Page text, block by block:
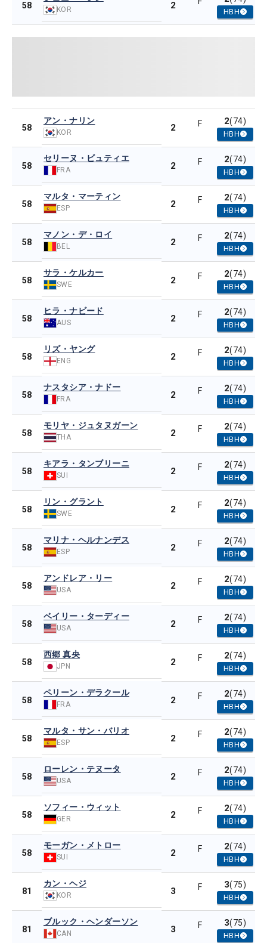
58 KOR 2
HBH
58
アン・ナリン
KOR 2 F 2(74)
HBH
58
セリーヌ・ビュティエ
FRA 2 F 2(74)
HBH
58
マルタ・マーティン
ESP 2 F 2(74)
HBH
58
マノン・デ・ロイ
BEL 2 F 2(74)
HBH
58
サラ・ケルカー
SWE 2 F 2(74)
HBH
58
ヒラ・ナビード
AUS 2 F 2(74)
HBH
58
リズ・ヤング
ENG 2 F 2(74)
HBH
58
ナスタシア・ナドー
FRA 2 F 2(74)
HBH
58
モリヤ・ジュタヌガーン
THA 2 F 2(74)
HBH
58
キアラ・タンブリーニ
SUI 2 F 2(74)
HBH
58
リン・グラント
SWE 2 F 2(74)
HBH
58
マリナ・ヘルナンデス
ESP 2 F 2(74)
HBH
58
アンドレア・リー
USA 2 F 2(74)
HBH
58
ベイリー・ターディー
USA 2 F 2(74)
HBH
58
西郷 真央
JPN 2 F 2(74)
HBH
58
ペリーン・デラクール
FRA 2 F 2(74)
HBH
58
マルタ・サン・バリオ
ESP 2 F 2(74)
HBH
58
ローレン・テヌータ
USA 2 F 2(74)
HBH
58
ソフィー・ウィット
GER 2 F 2(74)
HBH
58
モーガン・メトロー
SUI 2 F 2(74)
HBH
81
カン・ヘジ
KOR 3 F 3(75)
HBH
81
ブルック・ヘンダーソン
CAN 3 F 3(75)
HBH